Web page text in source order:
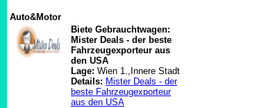
Auto&Motor
Biete Gebrauchtwagen:
Mister Deals - der beste
Fahrzeugexporteur aus
den USA
Lage: Wien 1.,Innere Stadt
Details: Mister Deals - der
beste Fahrzeugexporteur
aus den USA